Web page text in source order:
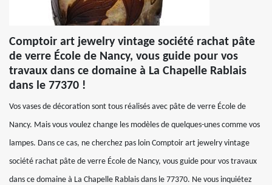
Comptoir art jewelry vintage société rachat pâte
de verre École de Nancy, vous guide pour vos
travaux dans ce domaine à La Chapelle Rablais
dans le 77370 !
Vos vases de décoration sont tous réalisés avec pâte de verre École de
Nancy. Mais vous voulez change les modèles de quelques-unes comme vos
lampes. Dans ce cas, ne cherchez pas loin Comptoir art jewelry vintage
société rachat pâte de verre École de Nancy, vous guide pour vos travaux
dans ce domaine à La Chapelle Rablais dans le 77370. Ne vous inquiétez